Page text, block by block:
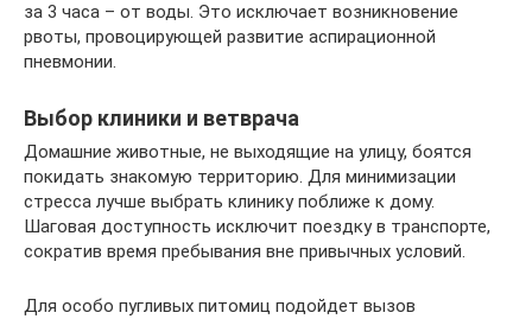
за 3 часа – от воды. Это исключает возникновение
рвоты, провоцирующей развитие аспирационной
пневмонии.
Выбор клиники и ветврача
Домашние животные, не выходящие на улицу, боятся
покидать знакомую территорию. Для минимизации
стресса лучше выбрать клинику поближе к дому.
Шаговая доступность исключит поездку в транспорте,
сократив время пребывания вне привычных условий.
Для особо пугливых питомиц подойдет вызов